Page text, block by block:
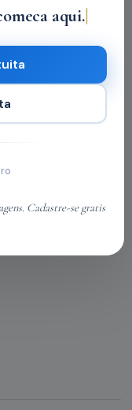
unidades do
feira
no Liceu de
do bordado em
junino
aqui.
Cadastre-se gratis